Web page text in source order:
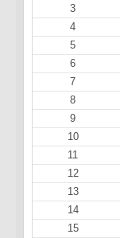
3
4
5
6
7
8
9
10
11
12
13
14
15